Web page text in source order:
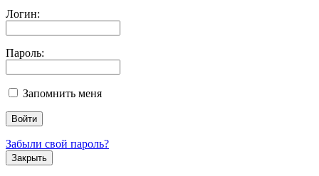
Логин:
Пароль:
Запомнить меня
Забыли свой пароль?
Закрыть